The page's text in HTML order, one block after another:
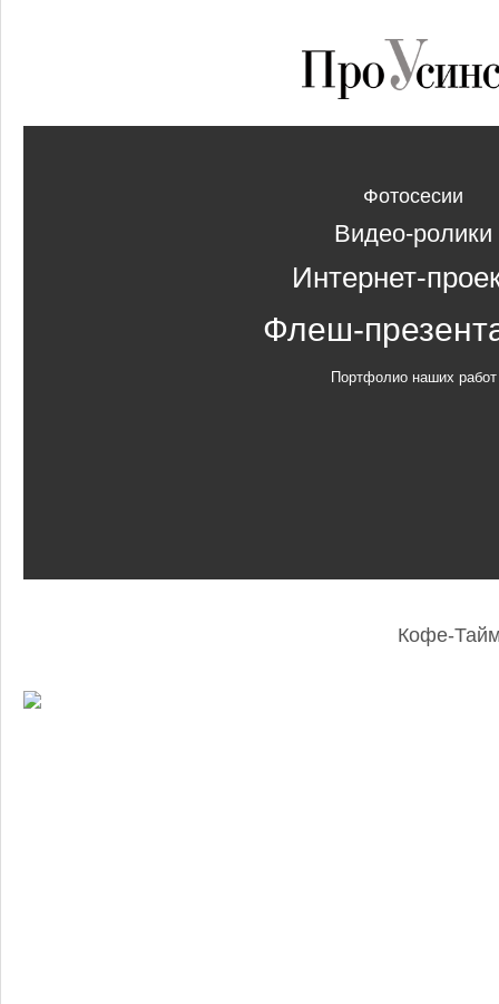
Фотосесии
Видео-ролики
Интернет-
Флеш-
Портфолио наших работ
Кофе-